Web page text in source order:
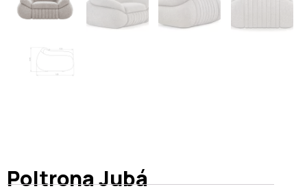
Poltrona Jubá